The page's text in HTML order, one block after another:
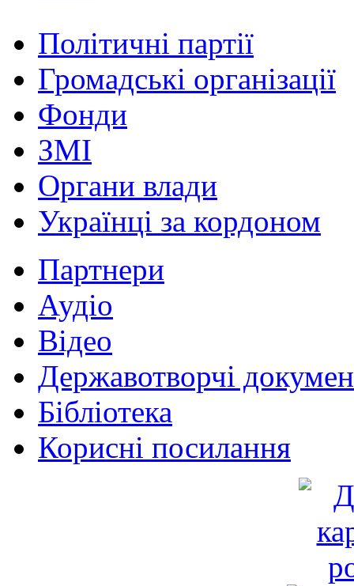
Політичні партії
Громадські організації
Фонди
ЗМІ
Органи влади
Українці за кордоном
Партнери
Аудіо
Відео
Державотворчі
Бібліотека
Корисні посилання